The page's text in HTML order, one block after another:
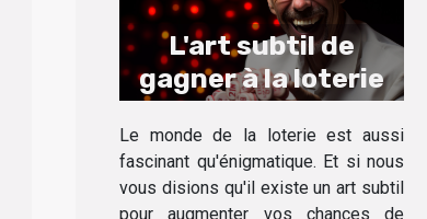
L'art subtil de
gagner à la loterie
Le monde de la loterie est aussi
fascinant qu'énigmatique. Et si nous
vous disions qu'il existe un art subtil
pour augmenter vos chances de